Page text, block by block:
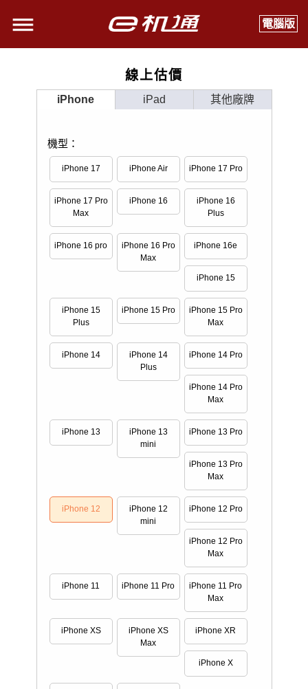
電腦版
線上估價
iPhone iPad 其他廠牌
機型：
iPhone 17 iPhone Air iPhone 17 Pro
iPhone 17 Pro
Max
iPhone 16
iPhone 16
Plus
iPhone 16 pro
iPhone 16 Pro
Max
iPhone 16e
iPhone 15
iPhone 15
Plus
iPhone 15 Pro
iPhone 15 Pro
Max
iPhone 14
iPhone 14
Plus
iPhone 14 Pro
iPhone 14 Pro
Max
iPhone 13
iPhone 13
mini
iPhone 13 Pro
iPhone 13 Pro
Max
iPhone 12
iPhone 12
mini
iPhone 12 Pro
iPhone 12 Pro
Max
iPhone 11 iPhone 11 Pro
iPhone 11 Pro
Max
iPhone XS
iPhone XS
Max
iPhone XR
iPhone X